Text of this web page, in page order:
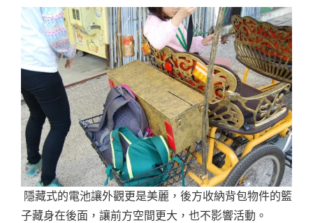
隱藏式的電池讓外觀更是美麗，後方收納背包物件的籃
子藏身在後面，讓前方空間更大，也不影響活動。